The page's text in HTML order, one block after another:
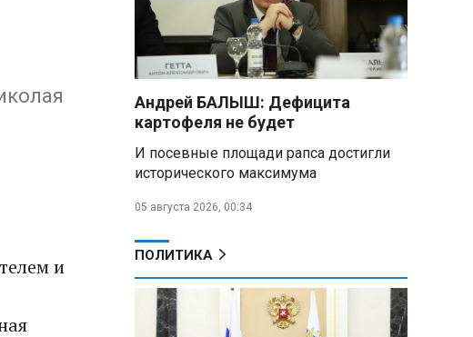
и
Андрей БАЛЫШ: Дефицита
картофеля не будет
И посевные площади рапса достигли
исторического максимума
05 августа 2026, 00:34
ПОЛИТИКА